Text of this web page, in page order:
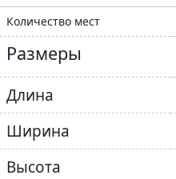
Количество мест
Размеры
Длина
Ширина
Высота